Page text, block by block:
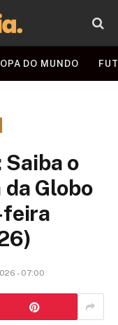
DO MUNDO
Saiba o
Globo
feira
- 07:00